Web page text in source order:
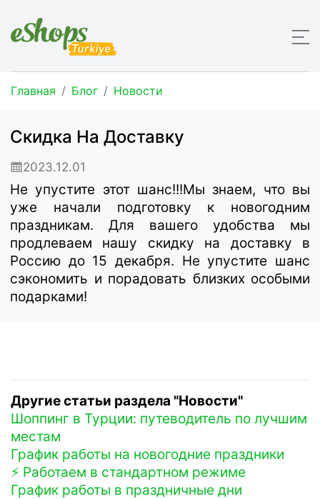
Главная Блог Новости
Скидка На Доставку
2023.12.01
Не упустите этот шанс!!!Мы знаем, что вы
уже начали подготовку к новогодним
праздникам. Для вашего удобства мы
продлеваем нашу скидку на доставку в
Россию до 15 декабря. Не упустите шанс
сэкономить и порадовать близких особыми
подарками!
Другие статьи раздела "Новости"
Шоппинг в Турции: путеводитель по лучшим
местам
График работы на новогодние праздники
⚡️ Работаем в стандартном режиме
График работы в праздничные дни